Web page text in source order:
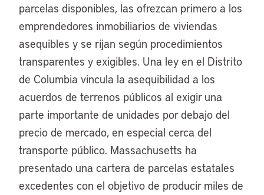
parcelas disponibles, las ofrezcan primero a los
emprendedores inmobiliarios de viviendas
asequibles y se rijan según procedimientos
transparentes y exigibles. Una ley en el Distrito
de Columbia vincula la asequibilidad a los
acuerdos de terrenos públicos al exigir una
parte importante de unidades por debajo del
precio de mercado, en especial cerca del
transporte público. Massachusetts ha
presentado una cartera de parcelas estatales
excedentes con el objetivo de producir miles de